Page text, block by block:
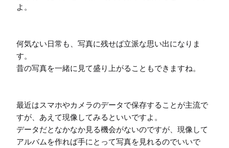
よ。
何気ない日常も、写真に残せば立派な思い出になりま
す。
昔の写真を一緒に見て盛り上がることもできますね。
最近はスマホやカメラのデータで保存することが主流で
すが、あえて現像してみるといいですよ。
データだとなかなか見る機会がないのですが、現像して
アルバムを作れば手にとって写真を見れるのでいいで